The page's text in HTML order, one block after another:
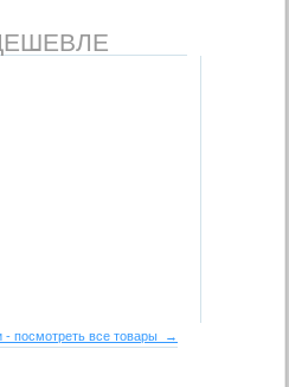
- посмотреть все товары →